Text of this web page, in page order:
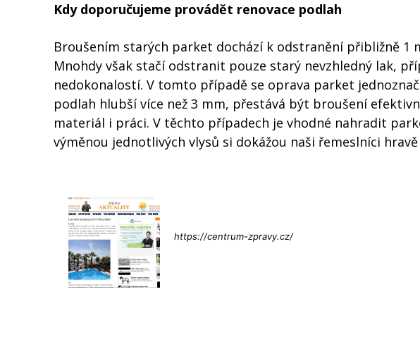
Kdy doporučujeme provádět renovace podlah
Broušením starých parket dochází k odstranění přibližně 1
Mnohdy však stačí odstranit pouze starý nevzhledný lak,
nedokonalostí. V tomto případě se oprava parket
podlah hlubší více než 3 mm, přestává být broušení
materiál i práci. V těchto případech je vhodné nahradit
výměnou jednotlivých vlysů si dokážou naši řemeslníci
https://centrum-zpravy.cz/